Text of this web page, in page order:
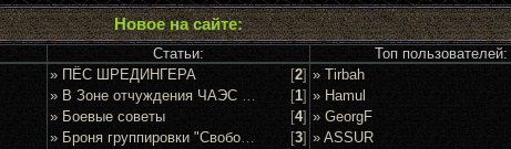
Новое на сайте:
Статьи: Топ пользователей:
» ПЁС ШРЕДИНГЕРА [2]
» В Зоне отчуждения ЧАЭС задержан очередной сталкер
[1]
» Боевые советы
[4]
» Броня группировки "Свобода"
[3]
» Tirbah
» Hamul
» GeorgF
» ASSUR